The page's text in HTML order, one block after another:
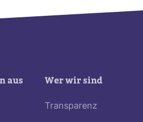
aus Wer wir sind
Transparenz